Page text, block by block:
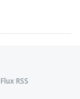
Flux RSS